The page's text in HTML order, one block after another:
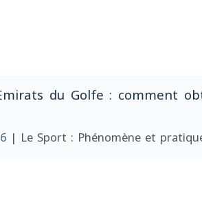
du Golfe : comment
| Le Sport : Phénomène et